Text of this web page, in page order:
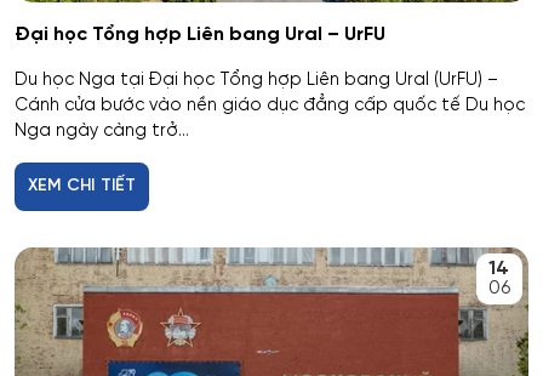
Cơ sở hạ tầng nhà ở và xã hội
Cơ điện tử và Robotics
Cấp nước và xử lý nước thải đô thị - công nghiệp
Di truyền học
Diễn xuất
Đại học Tổng hợp Liên bang Ural – UrFU
Du học Nga tại Đại học Tổng hợp Liên bang Ural (UrFU) –
Cánh cửa bước vào nền giáo dục đẳng cấp quốc tế Du học
Nga ngày càng trở...
XEM CHI TIẾT
14
06